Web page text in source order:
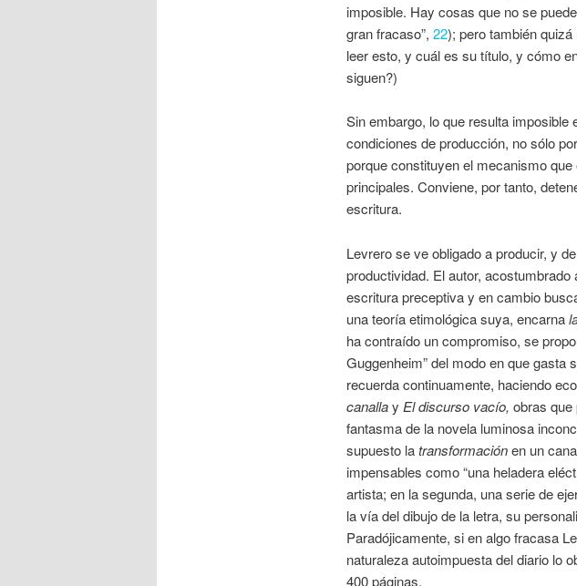
imposible. Hay cosas que no se
gran fracaso”, 22); pero también
leer esto, y cuál es su título, y cómo
siguen?)
Sin embargo, lo que resulta imposible
condiciones de producción, no sólo
porque constituyen el mecanismo
principales. Conviene, por tanto,
escritura.
Levrero se ve obligado a producir, y
productividad. El autor,
escritura preceptiva y en cambio
una teoría etimológica suya, encarna
ha contraído un compromiso, se
Guggenheim” del modo en que gasta
recuerda continuamente, haciendo
canallay El discurso vacío, obras que
fantasma de la novela luminosa
supuesto latransformaciónen un
impensables como “una heladera
artista; en la segunda, una serie de
la vía del dibujo de la letra, su
Paradójicamente, si en algo fracasa
naturaleza autoimpuesta del diario lo
400 páginas.